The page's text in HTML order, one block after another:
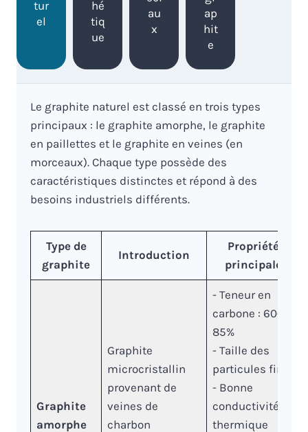
tur
el
hé
tiq
ue
au
x
ap
hit
e
Le graphite naturel est classé en trois types
principaux : le graphite amorphe, le graphite
en paillettes et le graphite en veines (en
morceaux). Chaque type possède des
caractéristiques distinctes et répond à des
besoins industriels différents.
Type de
graphite
Introduction
Propriétés
principales
Graphite
amorphe
Graphite
microcristallin
provenant de
veines de
charbon
- Teneur en
carbone : 60-
85%
- Taille des
particules fines
- Bonne
conductivité
thermique